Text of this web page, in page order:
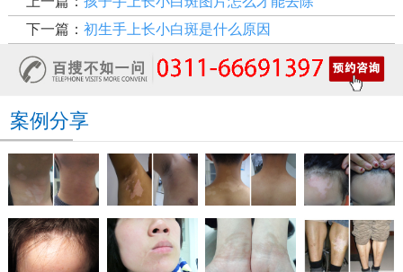
下一篇： 初生手上长小白斑是什么原因
案例分享